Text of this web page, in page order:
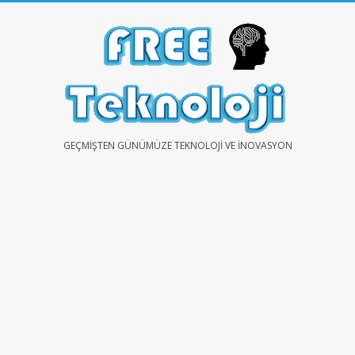
FREEGEÇMIŞTEN GÜNÜMÜZE TEKNOLOJI VE İNOVASYON